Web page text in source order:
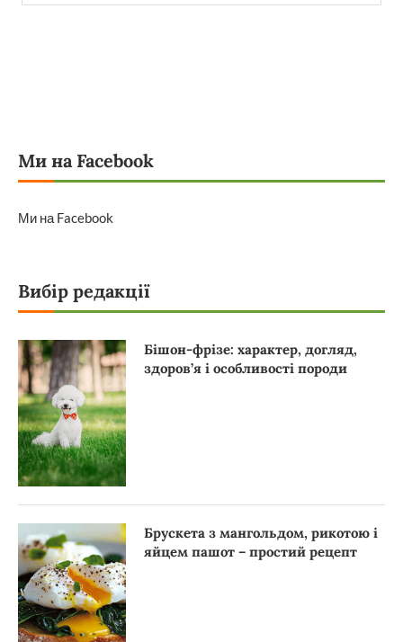
Ми на Facebook
Ми на Facebook
Вибір редакції
Бішон-фрізе: характер, догляд,
здоров’я і особливості породи
Брускета з мангольдом, рикотою і
яйцем пашот – простий рецепт